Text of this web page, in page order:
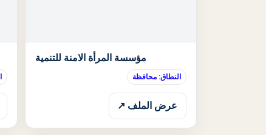
مؤسسة المرأة الامنة للتنمية
النطاق: محافظة
عرض الملف ↗